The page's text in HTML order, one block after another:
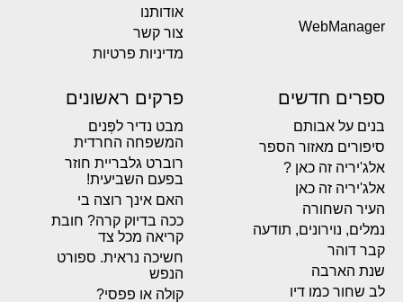
WebManager
אודותנו
צור קשר
מדיניות פרטיות
ספרים חדשים
בנים על אבותם
סיפורים מאזור הספר
אלג'יריה זה כאן ?
אלג'יריה זה כאן
העיר השחורה
נמלים, נוירונים, תודעה
קבר דוהר
שנת הארבה
לב שחור כמו דיו
פרקים ראשונים
מבט נדיר לפְּנים
המשפחה החרדית
רוברט גלבריית חוזר
בפעם השביעית!
האם אינך רוצה בי
ככה בדיוק קרה? חובת
קריאה מכל צד
חשיכה נראית. ספורט
הנפש
קולה או פפסי?